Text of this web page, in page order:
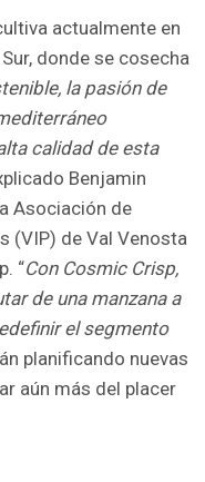
actualmente en
donde se cosecha
la pasión de
calidad de esta
Benjamin
Asociación de
(VIP) de Val Venosta
“Con Cosmic Crisp,
de una manzana a
el segmento
planificando nuevas
aún más del placer